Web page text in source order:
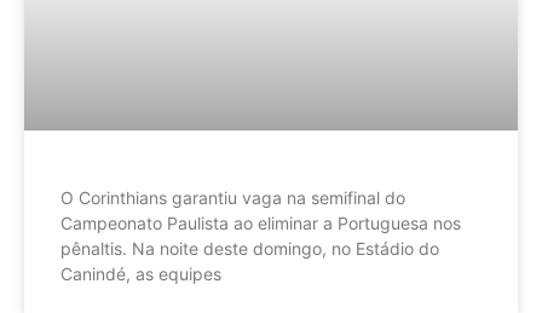
O Corinthians garantiu vaga na semifinal do
Campeonato Paulista ao eliminar a Portuguesa nos
pênaltis. Na noite deste domingo, no Estádio do
Canindé, as equipes